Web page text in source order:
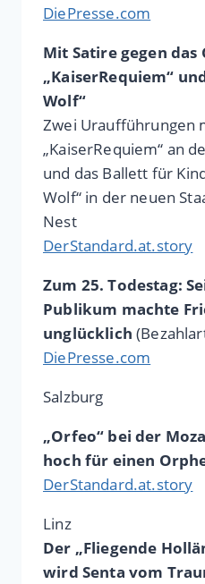
DiePresse.com
Mit Satire gegen das
„KaiserRequiem“
Wolf“
Zwei Uraufführungen
„KaiserRequiem“ an
und das Ballett für
Wolf“ in der neuen
Nest
DerStandard.at.story
Zum 25. Todestag:
Publikum machte
unglücklich
DiePresse.com
Salzburg
„Orfeo“ bei der
hoch für einen
DerStandard.at.story
Linz
Der „Fliegende
wird Senta vom